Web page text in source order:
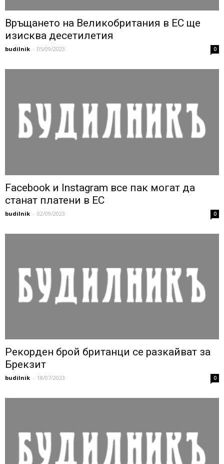
Връщането на Великобритания в ЕС ще
изисква десетилетия
budilnik - 05/09/2023 0
Facebook и Instagram все пак могат да
станат платени в ЕС
budilnik - 02/09/2023 0
Рекорден брой британци се разкайват за
Брекзит
budilnik - 18/07/2023 0